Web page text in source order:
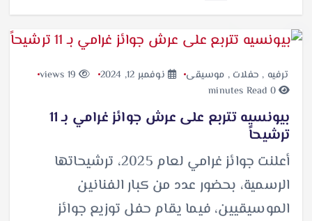
ترفيه , حفلات , موسيقى نوفمبر 12, 2024
19 views
0 minutes Read
بيونسيه تتربع على عرش جوائز غرامي بـ 11
ترشيحاً
أعلنت جوائز غرامي لعام 2025، ترشيحاتها
الرسمية، بحضور عدد من كبار الفنانين
الموسيقيين، فيما يقام حفل توزيع جوائز